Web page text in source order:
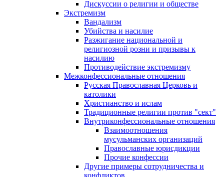
Дискуссии о религии и обществе
Экстремизм
Вандализм
Убийства и насилие
Разжигание национальной и
религиозной розни и призывы к
насилию
Противодействие экстремизму
Межконфессиональные отношения
Русская Православная Церковь и
католики
Христианство и ислам
Традиционные религии против "сект"
Внутриконфессиональные отношения
Взаимоотношения
мусульманских организаций
Православные юрисдикции
Прочие конфессии
Другие примеры сотрудничества и